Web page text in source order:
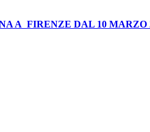
A FIRENZE DAL 10 MARZO